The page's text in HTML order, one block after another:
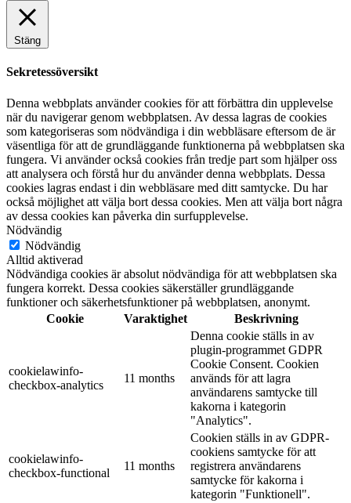
Stäng
Sekretessöversikt
Denna webbplats använder cookies för att förbättra din upplevelse
när du navigerar genom webbplatsen. Av dessa lagras de cookies
som kategoriseras som nödvändiga i din webbläsare eftersom de är
väsentliga för att de grundläggande funktionerna på webbplatsen ska
fungera. Vi använder också cookies från tredje part som hjälper oss
att analysera och förstå hur du använder denna webbplats. Dessa
cookies lagras endast i din webbläsare med ditt samtycke. Du har
också möjlighet att välja bort dessa cookies. Men att välja bort några
av dessa cookies kan påverka din surfupplevelse.
Nödvändig
Nödvändig
Alltid aktiverad
Nödvändiga cookies är absolut nödvändiga för att webbplatsen ska
fungera korrekt. Dessa cookies säkerställer grundläggande
funktioner och säkerhetsfunktioner på webbplatsen, anonymt.
Cookie
Varaktighet Beskrivning
cookielawinfo-
checkbox-analytics
11 months
Denna cookie ställs in av
plugin-programmet GDPR
Cookie Consent. Cookien
används för att lagra
användarens samtycke till
kakorna i kategorin
"Analytics".
cookielawinfo-
checkbox-functional
11 months
Cookien ställs in av GDPR-
cookiens samtycke för att
registrera användarens
samtycke för kakorna i
kategorin "Funktionell".